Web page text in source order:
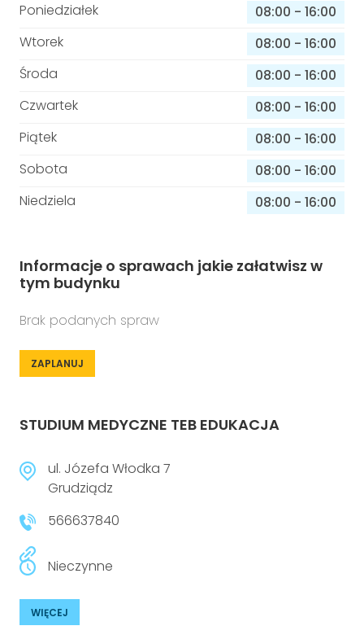
Poniedziałek 08:00 - 16:00
Wtorek
08:00 - 16:00
Środa
08:00 - 16:00
Czwartek
08:00 - 16:00
Piątek
08:00 - 16:00
Sobota
08:00 - 16:00
Niedziela
08:00 - 16:00
Informacje o sprawach jakie załatwisz w
tym budynku
Brak podanych spraw
ZAPLANUJ
STUDIUM MEDYCZNE TEB EDUKACJA
ul. Józefa Włodka 7
Grudziądz
566637840
Nieczynne
WIĘCEJ